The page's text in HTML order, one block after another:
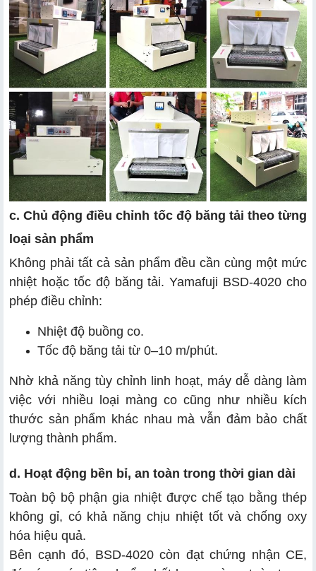
c. Chủ động điều chỉnh tốc độ băng tải theo từng
loại sản phẩm
Không phải tất cả sản phẩm đều cần cùng một mức
nhiệt hoặc tốc độ băng tải. Yamafuji BSD-4020 cho
phép điều chỉnh:
Nhiệt độ buồng co.
Tốc độ băng tải từ 0–10 m/phút.
Nhờ khả năng tùy chỉnh linh hoạt, máy dễ dàng làm
việc với nhiều loại màng co cũng như nhiều kích
thước sản phẩm khác nhau mà vẫn đảm bảo chất
lượng thành phẩm.
d. Hoạt động bền bỉ, an toàn trong thời gian dài
Toàn bộ bộ phận gia nhiệt được chế tạo bằng thép
không gỉ, có khả năng chịu nhiệt tốt và chống oxy
hóa hiệu quả.
Bên cạnh đó, BSD-4020 còn đạt chứng nhận CE,